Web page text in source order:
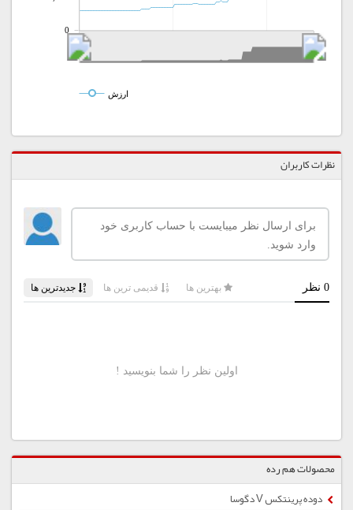
0
ارزش
نظرات کاربران
محصولات هم رده
دوده پرینتکس V دگوسا